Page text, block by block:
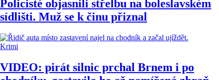
Policisté objasnili střelbu na boleslavském
sídlišti. Muž se k činu přiznal
Krimi
VIDEO: pirát silnic prchal Brnem i po